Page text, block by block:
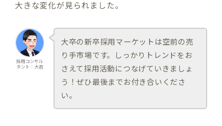
大きな変化が見られました。
採用コンサル
タント：大岩
大卒の新卒採用マーケットは空前の売
り手市場です。しっかりトレンドをお
さえて採用活動につなげていきましょ
う！ぜひ最後までお付き合いくださ
い。